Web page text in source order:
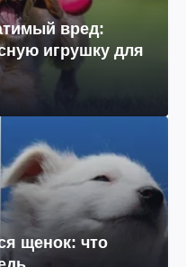
вред:
игрушку для
щенок: что